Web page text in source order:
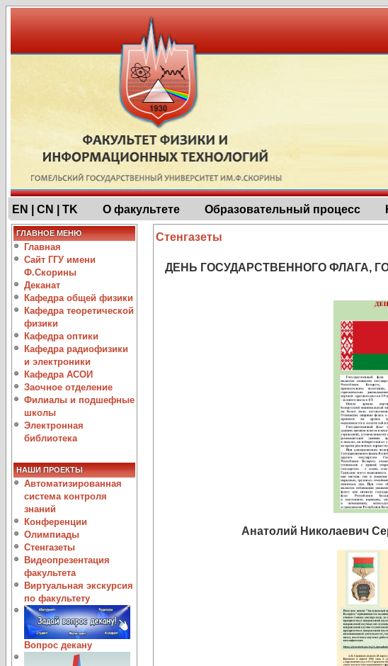
EN | CN | TK О факультете Образовательный процесс
ГЛАВНОЕ МЕНЮ
Главная
Сайт ГГУ имени
Ф.Скорины
Деканат
Кафедра общей физики
Кафедра теоретической
физики
Кафедра оптики
Кафедра радиофизики
и электроники
Кафедра АСОИ
Заочное отделение
Филиалы и подшефные
школы
Электронная
библиотека
НАШИ ПРОЕКТЫ
Автоматизированная
система контроля
знаний
Конференции
Олимпиады
Стенгазеты
Видеопрезентация
факультета
Виртуальная экскурсия
по факультету
Вопрос декану
Стенгазеты
ДЕНЬ ГОСУДАРСТВЕННОГО ФЛАГА,
Анатолий Николаевич